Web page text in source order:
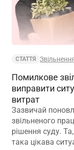
СТАТТЯ
Помилкове
виправити
витрат
Зазвичай
звільненого
рішення суду.
така цікава